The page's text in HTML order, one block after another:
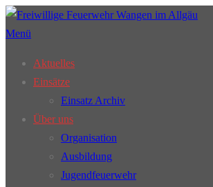
Zum
Inhalt
Menü
Aktuelles
Einsätze
Einsatz Archiv
Über uns
Organisation
Ausbildung
Jugendfeuerwehr